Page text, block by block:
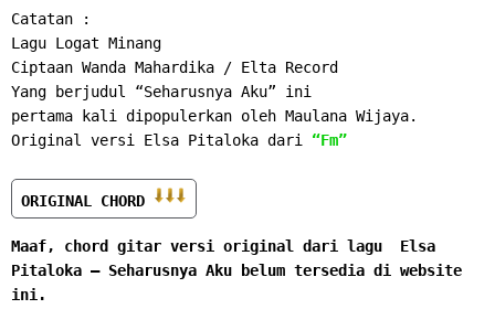
Catatan :
Lagu Logat Minang
Ciptaan Wanda Mahardika / Elta Record
Yang berjudul “Seharusnya Aku” ini
pertama kali dipopulerkan oleh Maulana Wijaya.
Original versi Elsa Pitaloka dari “Fm”
ORIGINAL CHORD
Maaf, chord gitar versi original dari lagu  Elsa
Pitaloka – Seharusnya Aku belum tersedia di website
ini.